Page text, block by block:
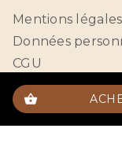
shopping_basket
Mentions légales
Données
CGU
Paramétrer vos